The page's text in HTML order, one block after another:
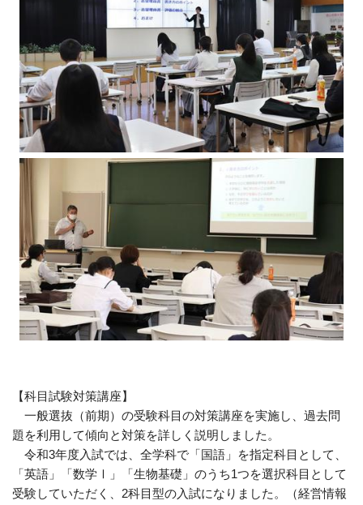
【科目試験対策講座】
一般選抜（前期）の受験科目の対策講座を実施し、過去問
題を利用して傾向と対策を詳しく説明しました。
令和3年度入試では、全学科で「国語」を指定科目として、
「英語」「数学Ⅰ」「生物基礎」のうち1つを選択科目として
受験していただく、2科目型の入試になりました。（経営情報